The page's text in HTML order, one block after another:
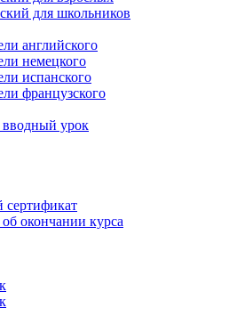
для школьников
английского
немецкого
испанского
французского
урок
окончании курса